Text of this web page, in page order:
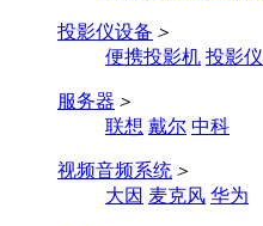
投影仪设备 ＞
便携投影机 投影仪
服务器 ＞
联想 戴尔 中科
视频音频系统 ＞
大因 麦克风 华为